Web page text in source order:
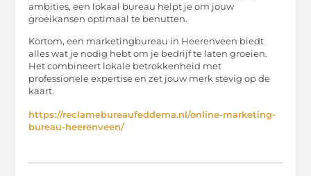
ambities, een lokaal bureau helpt je om jouw
groeikansen optimaal te benutten.
Kortom, een marketingbureau in Heerenveen biedt
alles wat je nodig hebt om je bedrijf te laten groeien.
Het combineert lokale betrokkenheid met
professionele expertise en zet jouw merk stevig op de
kaart.
https://reclamebureaufeddema.nl/online-marketing-
bureau-heerenveen/